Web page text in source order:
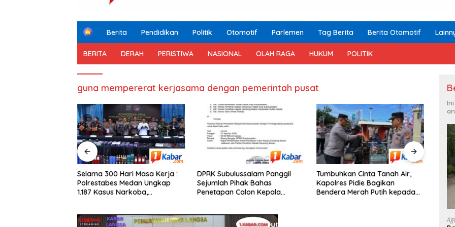
H
m
e
Berita Pendidikan Politik Otomotif Parlemen Tag Berita Berita Otomotif
BERITA DERAH PERISTIWA NASIONAL OLAH RAGA HUKUM POLITIK
guna mempererat kerjasama dengan pemerintah pusat
Selama 300 Hari Masa Kerja :
Polrestabes Medan Ungkap
1.187 Kasus Narkoba,
Liquid Jaringan Indonesia-
DPRK Subulussalam Panggil
Sejumlah Pihak Bahas
Penetapan Calon Kepala
‎Tumbuhkan Cinta Tanah Air,
Kapolres Pidie Bagikan
Bendera Merah Putih kepada